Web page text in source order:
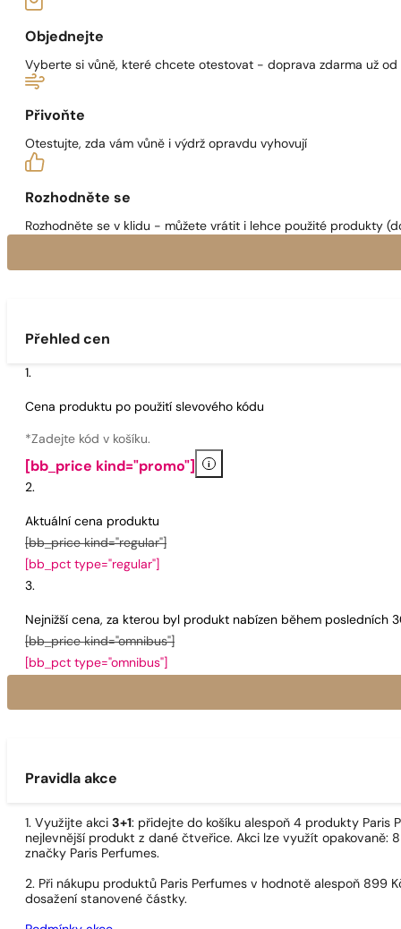
Objednejte
Vyberte si vůně, které chcete otestovat - doprava zdarma už
Přivoňte
Otestujte, zda vám vůně i výdrž opravdu vyhovují
Rozhodněte se
Rozhodněte se v klidu - můžete vrátit i lehce použité produkty
Přehled cen
Cena produktu po použití slevového kódu
*Zadejte kód v košíku.
[bb_price kind="promo"] i
Aktuální cena produktu
[bb_price kind="regular"]
[bb_pct type="regular"]
Nejnižší cena, za kterou byl produkt nabízen během posledních
[bb_price kind="omnibus"]
[bb_pct type="omnibus"]
Pravidla akce
1. Využijte akci 3+1: přidejte do košíku alespoň 4 produkty
nejlevnější produkt z dané čtveřice. Akci lze využít opakovaně:
značky Paris Perfumes.
2. Při nákupu produktů Paris Perfumes v hodnotě alespoň
dosažení stanovené částky.